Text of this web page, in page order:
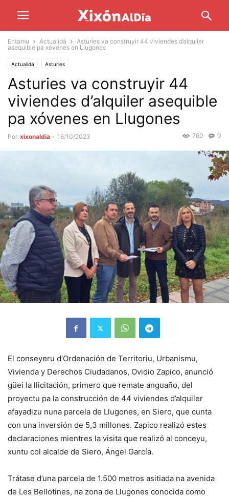
Entamu Actualidá
Asturies va construyir 44 viviendes d’alquiler
asequible pa xóvenes en Llugones
Actualidá Asturies
Asturies va construyir 44
viviendes d’alquiler asequible
pa xóvenes en Llugones
Por xixonaldia - 16/10/2023 0
760
El conseyeru d’Ordenación de Territoriu, Urbanismu,
Vivienda y Derechos Ciudadanos, Ovidio Zapico, anunció
güei la llicitación, primero que remate anguaño, del
proyectu pa la construcción de 44 viviendes d’alquiler
afayadizu nuna parcela de Llugones, en Siero, que cunta
con una inversión de 5,3 millones. Zapico realizó estes
declaraciones mientres la visita que realizó al conceyu,
xuntu col alcalde de Siero, Ángel García.
Trátase d’una parcela de 1.500 metros asitiada na avenida
de Les Bellotines, na zona de Llugones conocida como